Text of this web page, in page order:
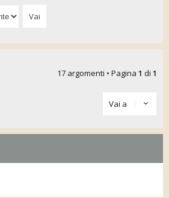
17 argomenti • Pagina 1 di 1
Vai a